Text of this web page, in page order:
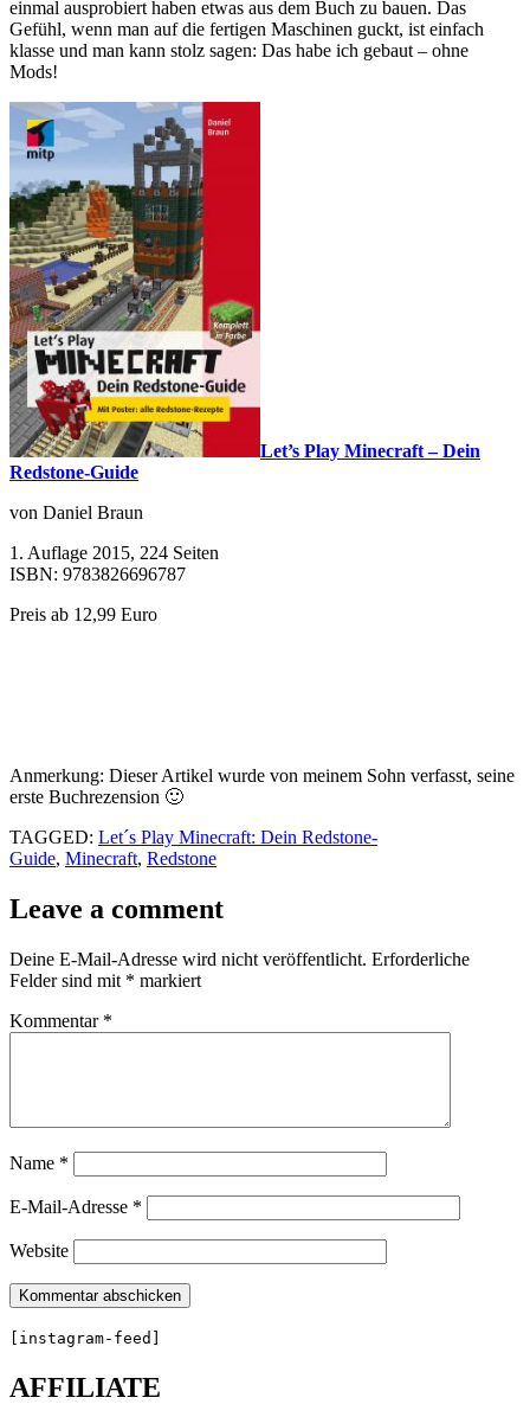
einmal ausprobiert haben etwas aus dem Buch zu bauen. Das
Gefühl, wenn man auf die fertigen Maschinen guckt, ist einfach
klasse und man kann stolz sagen: Das habe ich gebaut – ohne
Mods!
Let’s Play Minecraft – Dein
Redstone-Guide
von Daniel Braun
1. Auflage 2015, 224 Seiten
ISBN: 9783826696787
Preis ab 12,99 Euro
Anmerkung: Dieser Artikel wurde von meinem Sohn verfasst, seine
erste Buchrezension 🙂
TAGGED: Let´s Play Minecraft: Dein Redstone-
Guide, Minecraft, Redstone
Leave a comment
Deine E-Mail-Adresse wird nicht veröffentlicht. Erforderliche
Felder sind mit * markiert
Kommentar *
Name *
E-Mail-Adresse *
Website
[instagram-feed]
AFFILIATE